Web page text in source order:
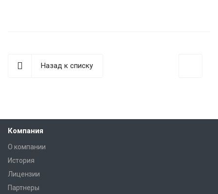
Назад к списку
Компания
О компании
История
Лицензии
Партнеры